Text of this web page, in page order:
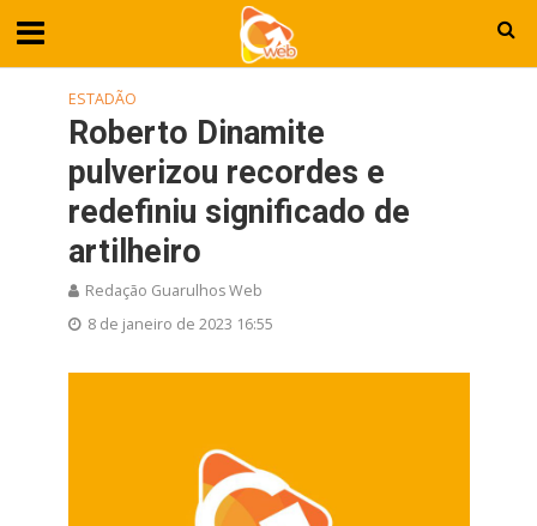
ESTADÃO
Roberto Dinamite
pulverizou recordes e
redefiniu significado de
artilheiro
Redação Guarulhos Web
8 de janeiro de 2023 16:55